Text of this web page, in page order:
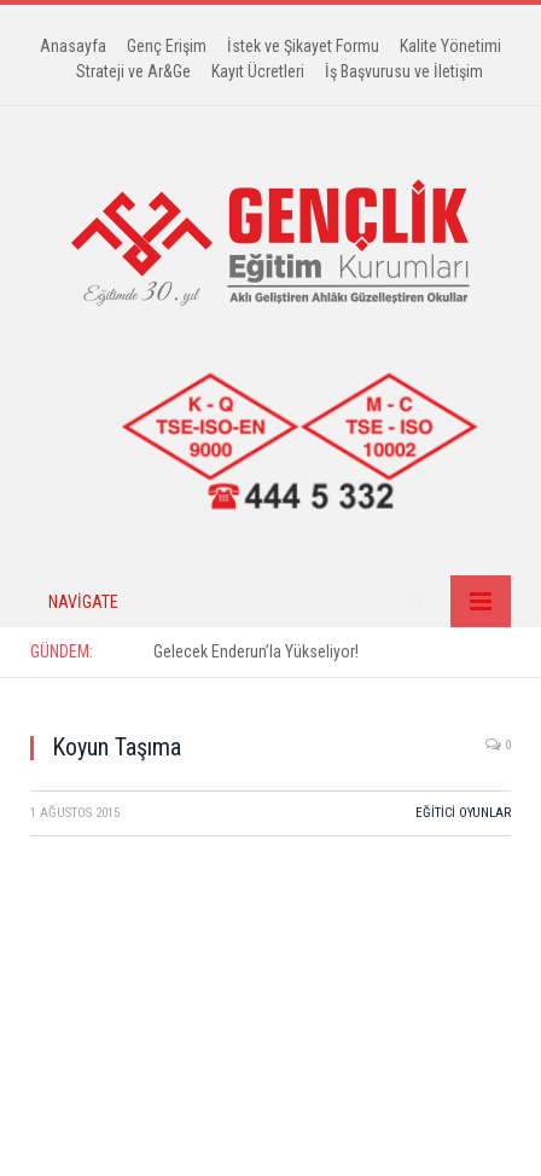
Anasayfa Genç Erişim İstek ve Şikayet Formu
Kalite Yönetimi
Strateji ve Ar&Ge
Kayıt Ücretleri İş Başvurusu ve İletişim
NAVIGATE
GÜNDEM: Gelecek Enderun’la Yükseliyor!
Koyun Taşıma 0
1 AĞUSTOS 2015 EĞITICI OYUNLAR